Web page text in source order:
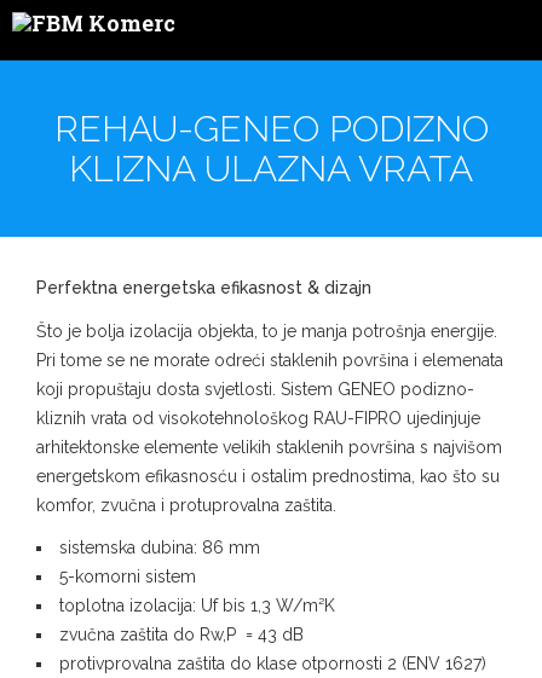
REHAU-GENEO PODIZNO
KLIZNA ULAZNA VRATA
Perfektna energetska efikasnost & dizajn
Što je bolja izolacija objekta, to je manja potrošnja energije.
Pri tome se ne morate odreći staklenih površina i elemenata
koji propuštaju dosta svjetlosti. Sistem GENEO podizno-
kliznih vrata od visokotehnološkog RAU-FIPRO ujedinjuje
arhitektonske elemente velikih staklenih površina s najvišom
energetskom efikasnosću i ostalim prednostima, kao što su
komfor, zvučna i protuprovalna zaštita.
sistemska dubina: 86 mm
5-komorni sistem
toplotna izolacija: Uf bis 1,3 W/m²K
zvučna zaštita do Rw,P = 43 dB
protivprovalna zaštita do klase otpornosti 2 (ENV 1627)